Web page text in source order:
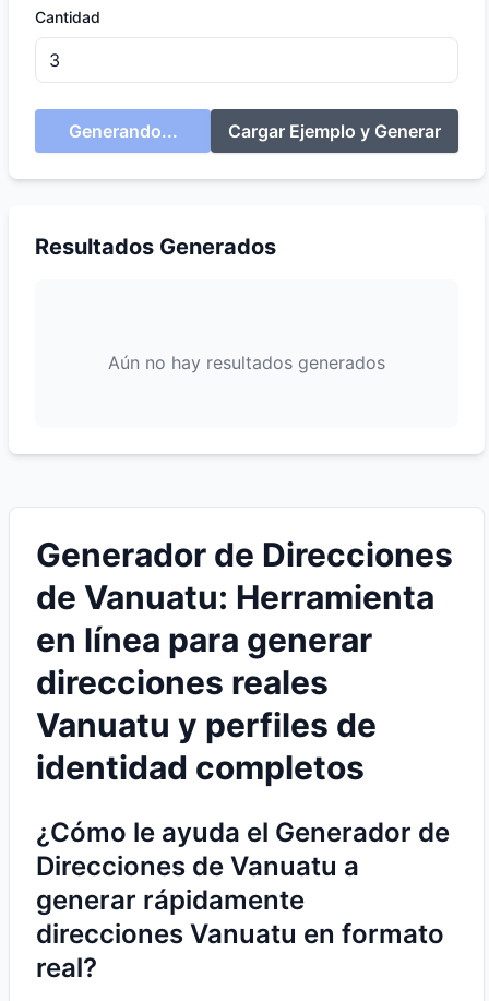
Cantidad
Generando... Cargar Ejemplo y Generar
Resultados Generados
Aún no hay resultados generados
Generador de Direcciones
de Vanuatu: Herramienta
en línea para generar
direcciones reales
Vanuatu y perfiles de
identidad completos
¿Cómo le ayuda el Generador de
Direcciones de Vanuatu a
generar rápidamente
direcciones Vanuatu en formato
real?